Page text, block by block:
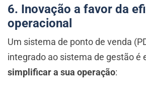
6. Inovação a favor da
operacional
Um sistema de ponto de venda
integrado ao sistema de gestão é
simplificar a sua operação: